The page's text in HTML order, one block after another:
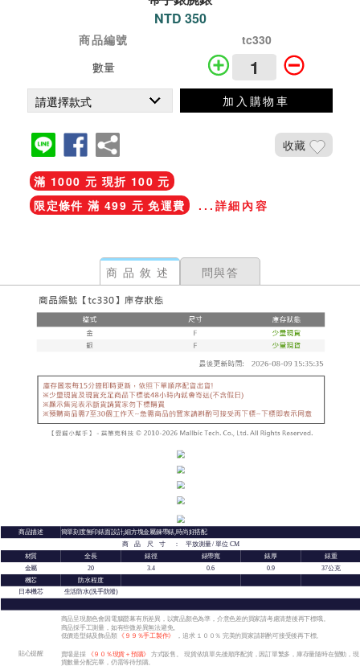
NTD 350
商品編號
tc330
數量
加入購物車
收藏
滿 1000 元 現折 100 元
限定條件 滿 499 元 免運費
...詳細內容
商品敘述 問與答